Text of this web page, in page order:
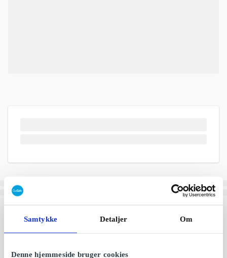
Samtykke Detaljer Om
Denne hjemmeside bruger cookies